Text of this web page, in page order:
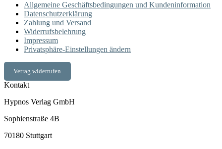
Allgemeine Geschäftsbedingungen und Kundeninformation
Datenschutzerklärung
Zahlung und Versand
Widerrufsbelehrung
Impressum
Privatsphäre-Einstellungen ändern
Vetrag widerrufen
Kontakt
Hypnos Verlag GmbH
Sophienstraße 4B
70180 Stuttgart